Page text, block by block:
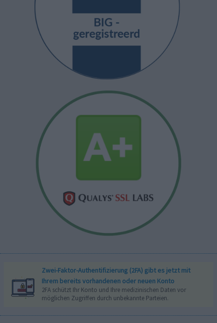
Zwei-Faktor-Authentifizierung (2FA) gibt es jetzt mit
Ihrem bereits vorhandenen oder neuen Konto
2FA schützt Ihr Konto und Ihre medizinischen Daten vor
möglichen Zugriffen durch unbekannte Parteien.